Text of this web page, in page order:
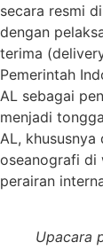
secara resmi
dengan
terima
Pemerintah
AL sebagai
menjadi
AL,
oseanografi di
perairan
Upacara